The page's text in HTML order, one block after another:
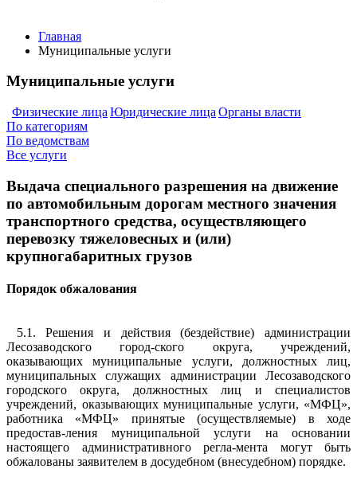
Главная
Муниципальные услуги
Муниципальные услуги
Физические лица Юридические лица Органы власти
По категориям
По ведомствам
Все услуги
Выдача специального разрешения на движение
по автомобильным дорогам местного значения
транспортного средства, осуществляющего
перевозку тяжеловесных и (или)
крупногабаритных грузов
Порядок обжалования
5.1. Решения и действия (бездействие) администрации
Лесозаводского город-ского округа, учреждений,
оказывающих муниципальные услуги, должностных лиц,
муниципальных служащих администрации Лесозаводского
городского округа, должностных лиц и специалистов
учреждений, оказывающих муниципальные услуги, «МФЦ»,
работника «МФЦ» принятые (осуществляемые) в ходе
предостав-ления муниципальной услуги на основании
настоящего административного регла-мента могут быть
обжалованы заявителем в досудебном (внесудебном) порядке.